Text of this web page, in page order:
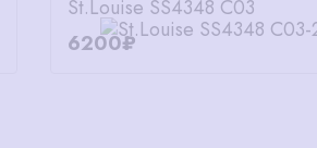
St.Louise SS4348 C03
6200₽